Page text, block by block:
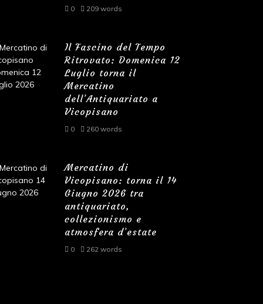
0 209 words
Il Fascino del Tempo
Ritrovato: Domenica 12
Luglio torna il
Mercatino
dell’Antiquariato a
Vicopisano
0 260 words
Mercatino di
Vicopisano: torna il 14
Giugno 2026 tra
antiquariato,
collezionismo e
atmosfera d’estate
0 262 words